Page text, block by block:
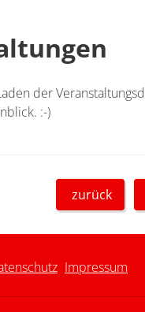
der
:-)
zurück
Impressum